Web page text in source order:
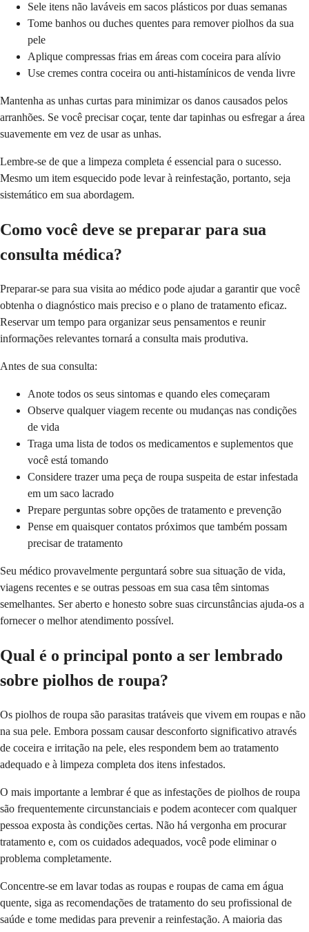
Sele itens não laváveis em sacos plásticos por duas semanas
Tome banhos ou duches quentes para remover piolhos da sua
pele
Aplique compressas frias em áreas com coceira para alívio
Use cremes contra coceira ou anti-histamínicos de venda livre
Mantenha as unhas curtas para minimizar os danos causados pelos
arranhões. Se você precisar coçar, tente dar tapinhas ou esfregar a área
suavemente em vez de usar as unhas.
Lembre-se de que a limpeza completa é essencial para o sucesso.
Mesmo um item esquecido pode levar à reinfestação, portanto, seja
sistemático em sua abordagem.
Como você deve se preparar para sua
consulta médica?
Preparar-se para sua visita ao médico pode ajudar a garantir que você
obtenha o diagnóstico mais preciso e o plano de tratamento eficaz.
Reservar um tempo para organizar seus pensamentos e reunir
informações relevantes tornará a consulta mais produtiva.
Antes de sua consulta:
Anote todos os seus sintomas e quando eles começaram
Observe qualquer viagem recente ou mudanças nas condições
de vida
Traga uma lista de todos os medicamentos e suplementos que
você está tomando
Considere trazer uma peça de roupa suspeita de estar infestada
em um saco lacrado
Prepare perguntas sobre opções de tratamento e prevenção
Pense em quaisquer contatos próximos que também possam
precisar de tratamento
Seu médico provavelmente perguntará sobre sua situação de vida,
viagens recentes e se outras pessoas em sua casa têm sintomas
semelhantes. Ser aberto e honesto sobre suas circunstâncias ajuda-os a
fornecer o melhor atendimento possível.
Qual é o principal ponto a ser lembrado
sobre piolhos de roupa?
Os piolhos de roupa são parasitas tratáveis que vivem em roupas e não
na sua pele. Embora possam causar desconforto significativo através
de coceira e irritação na pele, eles respondem bem ao tratamento
adequado e à limpeza completa dos itens infestados.
O mais importante a lembrar é que as infestações de piolhos de roupa
são frequentemente circunstanciais e podem acontecer com qualquer
pessoa exposta às condições certas. Não há vergonha em procurar
tratamento e, com os cuidados adequados, você pode eliminar o
problema completamente.
Concentre-se em lavar todas as roupas e roupas de cama em água
quente, siga as recomendações de tratamento do seu profissional de
saúde e tome medidas para prevenir a reinfestação. A maioria das